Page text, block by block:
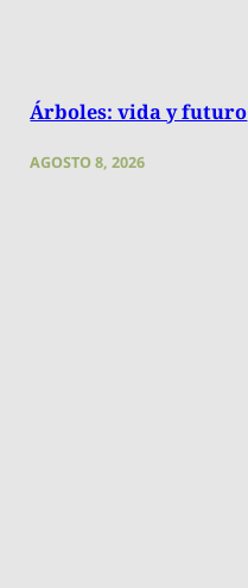
Árboles: vida y futuro
AGOSTO 8, 2026